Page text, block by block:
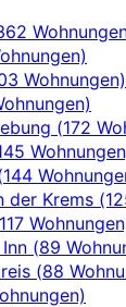
Wohnungen)
(172
Krems
(89
(88